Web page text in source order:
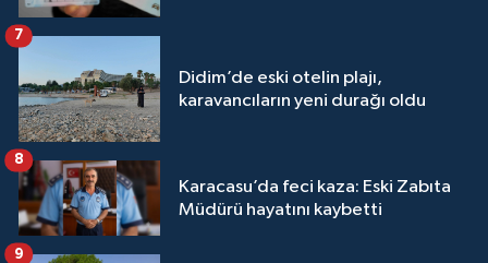
Didim’de eski otelin plajı,
karavancıların yeni durağı oldu
7
Karacasu’da feci kaza: Eski Zabıta
Müdürü hayatını kaybetti
8
9